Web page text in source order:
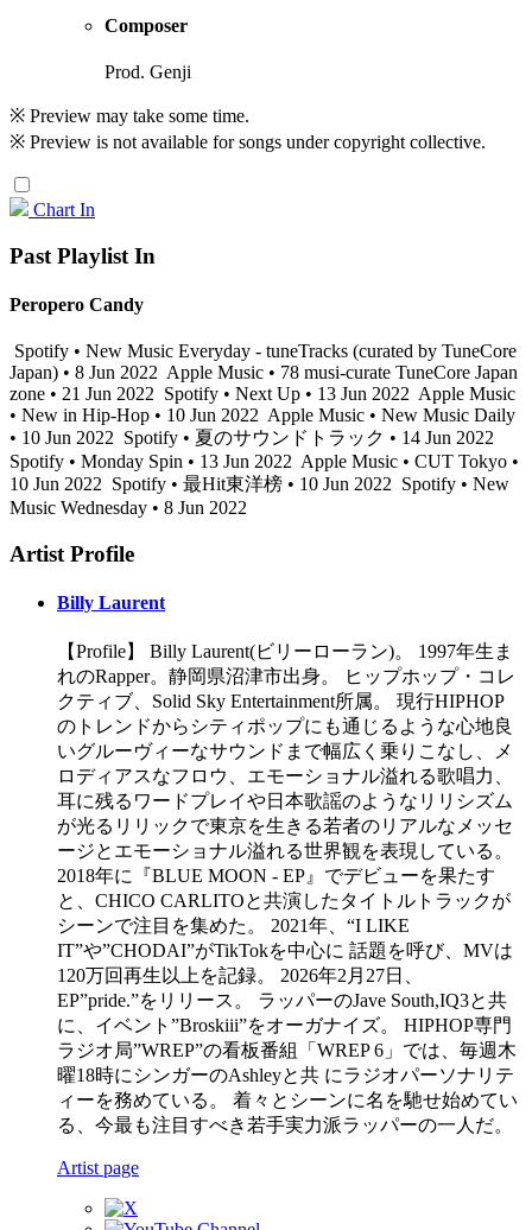
Composer
Prod. Genji
※ Preview may take some time.
※ Preview is not available for songs under copyright collective.
Chart In
Past Playlist In
Peropero Candy
Spotify • New Music Everyday - tuneTracks (curated by TuneCore
Japan) • 8 Jun 2022 Apple Music • 78 musi-curate TuneCore Japan
zone • 21 Jun 2022 Spotify • Next Up • 13 Jun 2022 Apple Music
• New in Hip-Hop • 10 Jun 2022 Apple Music • New Music Daily
• 10 Jun 2022 Spotify • 夏のサウンドトラック • 14 Jun 2022
Spotify • Monday Spin • 13 Jun 2022 Apple Music • CUT Tokyo •
10 Jun 2022 Spotify • 最Hit東洋榜 • 10 Jun 2022 Spotify • New
Music Wednesday • 8 Jun 2022
Artist Profile
Billy Laurent
【Profile】 Billy Laurent(ビリーローラン)。 1997年生ま
れのRapper。静岡県沼津市出身。 ヒップホップ・コレ
クティブ、Solid Sky Entertainment所属。 現行HIPHOP
のトレンドからシティポップにも通じるような心地良
いグルーヴィーなサウンドまで幅広く乗りこなし、メ
ロディアスなフロウ、エモーショナル溢れる歌唱力、
耳に残るワードプレイや日本歌謡のようなリリシズム
が光るリリックで東京を生きる若者のリアルなメッセ
ージとエモーショナル溢れる世界観を表現している。
2018年に『BLUE MOON - EP』でデビューを果たす
と、CHICO CARLITOと共演したタイトルトラックが
シーンで注目を集めた。 2021年、“I LIKE
IT”や”CHODAI”がTikTokを中心に 話題を呼び、MVは
120万回再生以上を記録。 2026年2月27日、
EP”pride.”をリリース。 ラッパーのJave South,IQ3と共
に、イベント”Broskiii”をオーガナイズ。 HIPHOP専門
ラジオ局”WREP”の看板番組「WREP 6」では、毎週木
曜18時にシンガーのAshleyと共 にラジオパーソナリテ
ィーを務めている。 着々とシーンに名を馳せ始めてい
る、今最も注目すべき若手実力派ラッパーの一人だ。
Artist page